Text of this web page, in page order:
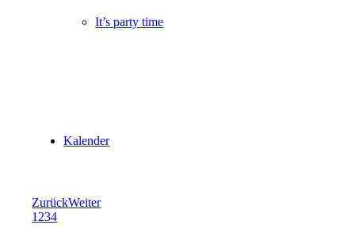
It’s party time
Kalender
ZurückWeiter
1 234